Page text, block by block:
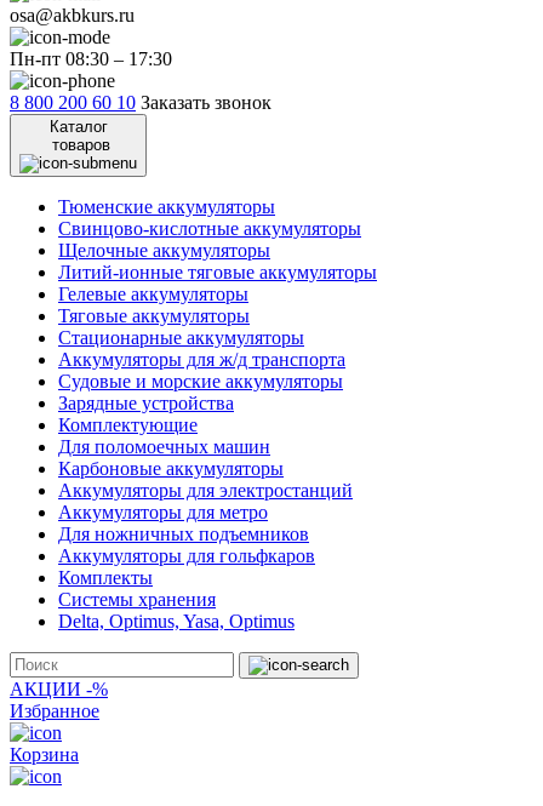
osa@akbkurs.ru
Пн-пт 08:30 – 17:30
8 800 200 60 10 Заказать звонок
Каталог
товаров
Тюменские аккумуляторы
Свинцово-кислотные аккумуляторы
Щелочные аккумуляторы
Литий-ионные тяговые аккумуляторы
Гелевые аккумуляторы
Тяговые аккумуляторы
Стационарные аккумуляторы
Аккумуляторы для ж/д транспорта
Судовые и морские аккумуляторы
Зарядные устройства
Комплектующие
Для поломоечных машин
Карбоновые аккумуляторы
Аккумуляторы для электростанций
Аккумуляторы для метро
Для ножничных подъемников
Аккумуляторы для гольфкаров
Комплекты
Системы хранения
Delta, Optimus, Yasa, Optimus
АКЦИИ -%
Избранное
Корзина